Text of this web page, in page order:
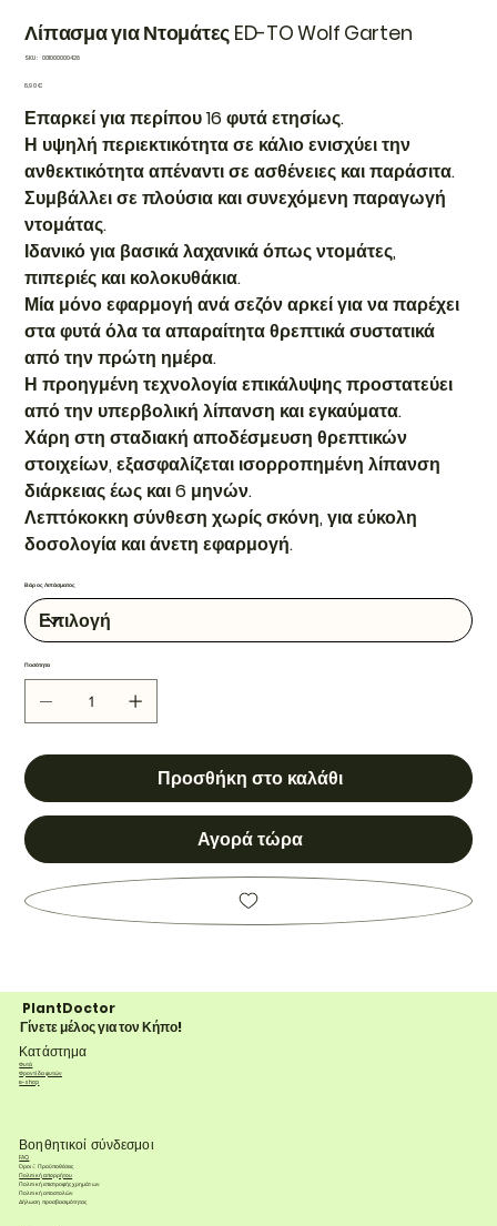
Λίπασμα για Ντομάτες ED-TO Wolf Garten
SKU: SKU
001000000428
Τιμή
8,90 €
Επαρκεί για περίπου 16 φυτά ετησίως.
Η υψηλή περιεκτικότητα σε κάλιο ενισχύει την
ανθεκτικότητα απέναντι σε ασθένειες και παράσιτα.
Συμβάλλει σε πλούσια και συνεχόμενη παραγωγή
ντομάτας.
Ιδανικό για βασικά λαχανικά όπως ντομάτες,
πιπεριές και κολοκυθάκια.
Μία μόνο εφαρμογή ανά σεζόν αρκεί για να παρέχει
στα φυτά όλα τα απαραίτητα θρεπτικά συστατικά
από την πρώτη ημέρα.
Η προηγμένη τεχνολογία επικάλυψης προστατεύει
από την υπερβολική λίπανση και εγκαύματα.
Χάρη στη σταδιακή αποδέσμευση θρεπτικών
στοιχείων, εξασφαλίζεται ισορροπημένη λίπανση
διάρκειας έως και 6 μηνών.
Λεπτόκοκκη σύνθεση χωρίς σκόνη, για εύκολη
δοσολογία και άνετη εφαρμογή.
Βάρος Λιπάσματος
Ποσότητα
Προσθήκη στο καλάθι
Αγορά τώρα
PlantDoctor
Γίνετε μέλος για τον Κήπο!
Κατάστημα
Φυτά
Φροντίδα φυτών
e-shop
Βοηθητικοί σύνδεσμοι
FAQ
Όροι & Προϋποθέσεις
Πολιτική απορρήτου
Πολιτική επιστροφής χρημάτων
Πολιτική αποστολών
Δήλωση προσβασιμότητας